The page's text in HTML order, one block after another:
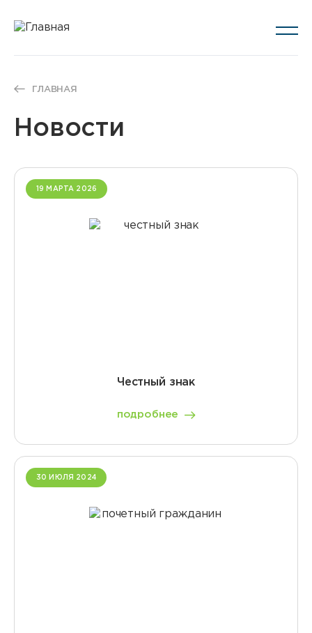
ГЛАВНАЯ
Новости
19 МАРТА 2026
Честный знак
подробнее
30 ИЮЛЯ 2024